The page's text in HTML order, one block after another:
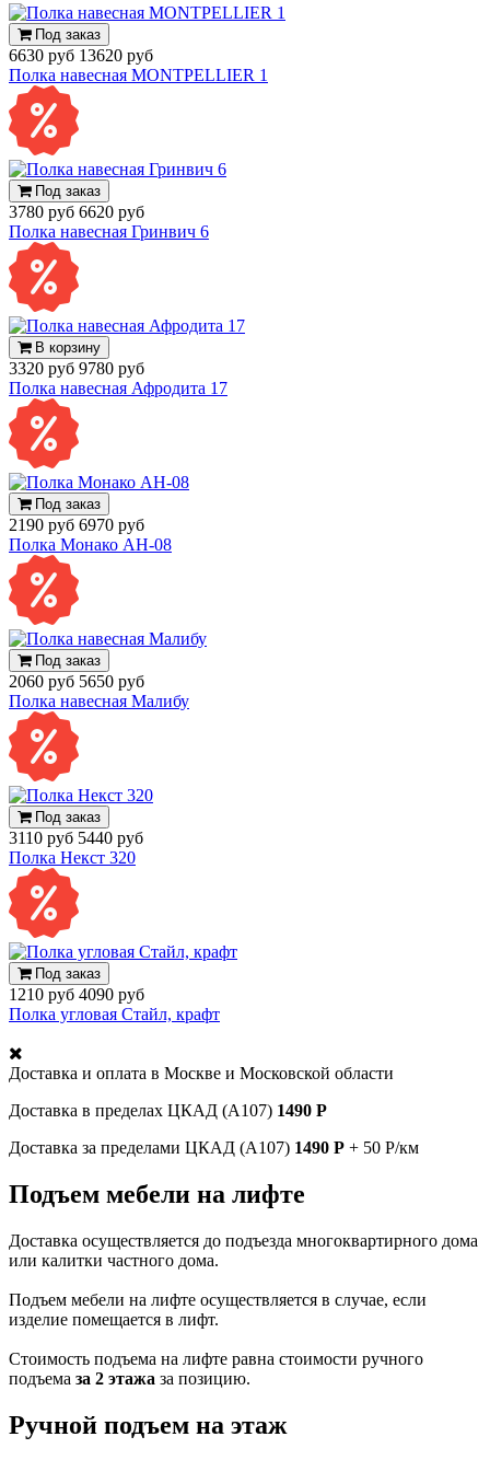
Под заказ
6630 руб 13620 руб
Полка навесная MONTPELLIER 1
Под заказ
3780 руб 6620 руб
Полка навесная Гринвич 6
В корзину
3320 руб 9780 руб
Полка навесная Афродита 17
Под заказ
2190 руб 6970 руб
Полка Монако АН-08
Под заказ
2060 руб 5650 руб
Полка навесная Малибу
Под заказ
3110 руб 5440 руб
Полка Некст 320
Под заказ
1210 руб 4090 руб
Полка угловая Стайл, крафт
Доставка и оплата в Москве и Московской области
Доставка в пределах ЦКАД (А107) 1490 Р
Доставка за пределами ЦКАД (А107) 1490 Р + 50 Р/км
Подъем мебели на лифте
Доставка осуществляется до подъезда многоквартирного дома
или калитки частного дома.
Подъем мебели на лифте осуществляется в случае, если
изделие помещается в лифт.
Стоимость подъема на лифте равна стоимости ручного
подъема за 2 этажа за позицию.
Ручной подъем на этаж